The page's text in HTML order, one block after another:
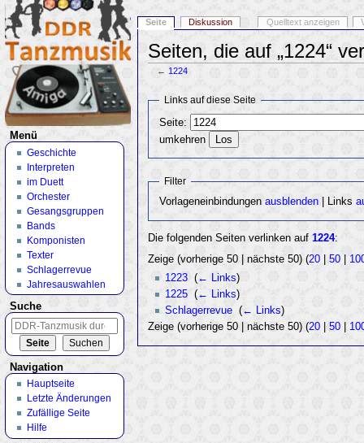
Seiten, die auf „1224“
← 1224
Links auf diese Seite
Seite:
umkehren
Filter
Vorlageneinbindungen ausblenden| Links
Die folgenden Seiten verlinken auf1224:
Zeige (vorherige 50 | nächste 50) (20 |50
1223‎ (← Links)
1225‎ (← Links)
Schlagerrevue‎ (← Links)
Zeige (vorherige 50 | nächste 50) (20 |50
Seite Diskussion Quelltext anzeigen
Menü
Geschichte
Interpreten
im Duett
Orchester
Gesangsgruppen
Bands
Komponisten
Texter
Schlagerrevue
Jahresauswahlen
Suche
Navigation
Hauptseite
Letzte Änderungen
Zufällige Seite
Hilfe